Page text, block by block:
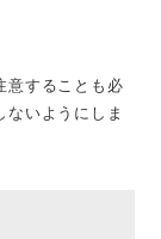
意することも必
ないようにしま